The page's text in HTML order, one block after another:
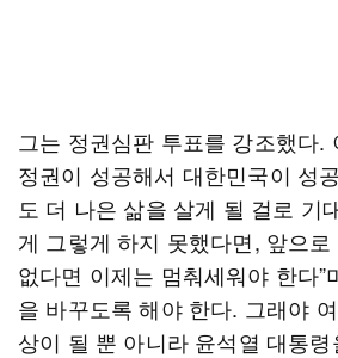
그는 정권심판 투표를 강조했다.
정권이 성공해서 대한민국이 성
도 더 나은 삶을 살게 될 걸로 기
게 그렇게 하지 못했다면, 앞으
없다면 이제는 멈춰세워야 한다”
을 바꾸도록 해야 한다. 그래야
상이 될 뿐 아니라 윤석열 대통